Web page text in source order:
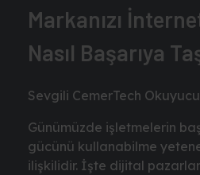
Markanızı
Nasıl Başarıya
Sevgili CemerTech
Günümüzde işletmelerin
gücünü kullanabilme
ilişkilidir. İşte dijital